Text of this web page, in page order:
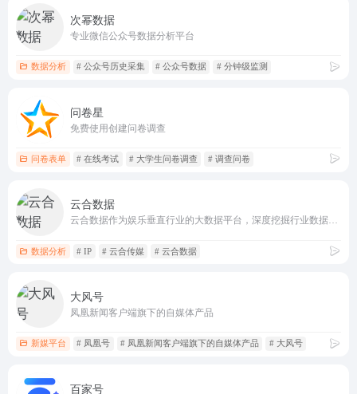
次幂数据
专业微信公众号数据分析平台
数据分析 # 公众号历史采集 # 公众号数据 # 分钟级监测
问卷星
免费使用创建问卷调查
问卷表单 # 在线考试 # 大学生问卷调查 # 调查问卷
云合数据
云合数据作为娱乐垂直行业的大数据平台，深度挖掘行业数据，并以机器学习为技术基础，建立核心竞争力。 公司推出的基于机器学习的“有效播放”计算，实现了网络点击量去水分，为行业评估影视作品的网络真实播放表现提供了标尺。云合数据践行数据、工具、洞察全面开放合作，致力提升娱乐行业内容生产、营销、变现效率。
数据分析 # IP # 云合传媒 # 云合数据
大风号
凤凰新闻客户端旗下的自媒体产品
新媒平台 # 凤凰号 # 凤凰新闻客户端旗下的自媒体产品 # 大风号
百家号